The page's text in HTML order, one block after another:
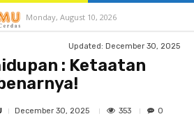
Monday, August 10, 2026
Updated: December 30, 2025
: Ketaatan
December 30, 2025 353 0